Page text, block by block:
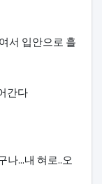
서 입안으로 흘
간다
나...내 혀로..오